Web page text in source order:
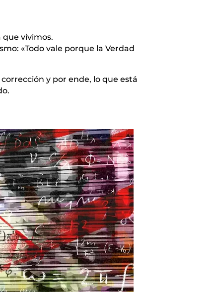
vivimos.
«Todo vale porque la Verdad
y por ende, lo que está